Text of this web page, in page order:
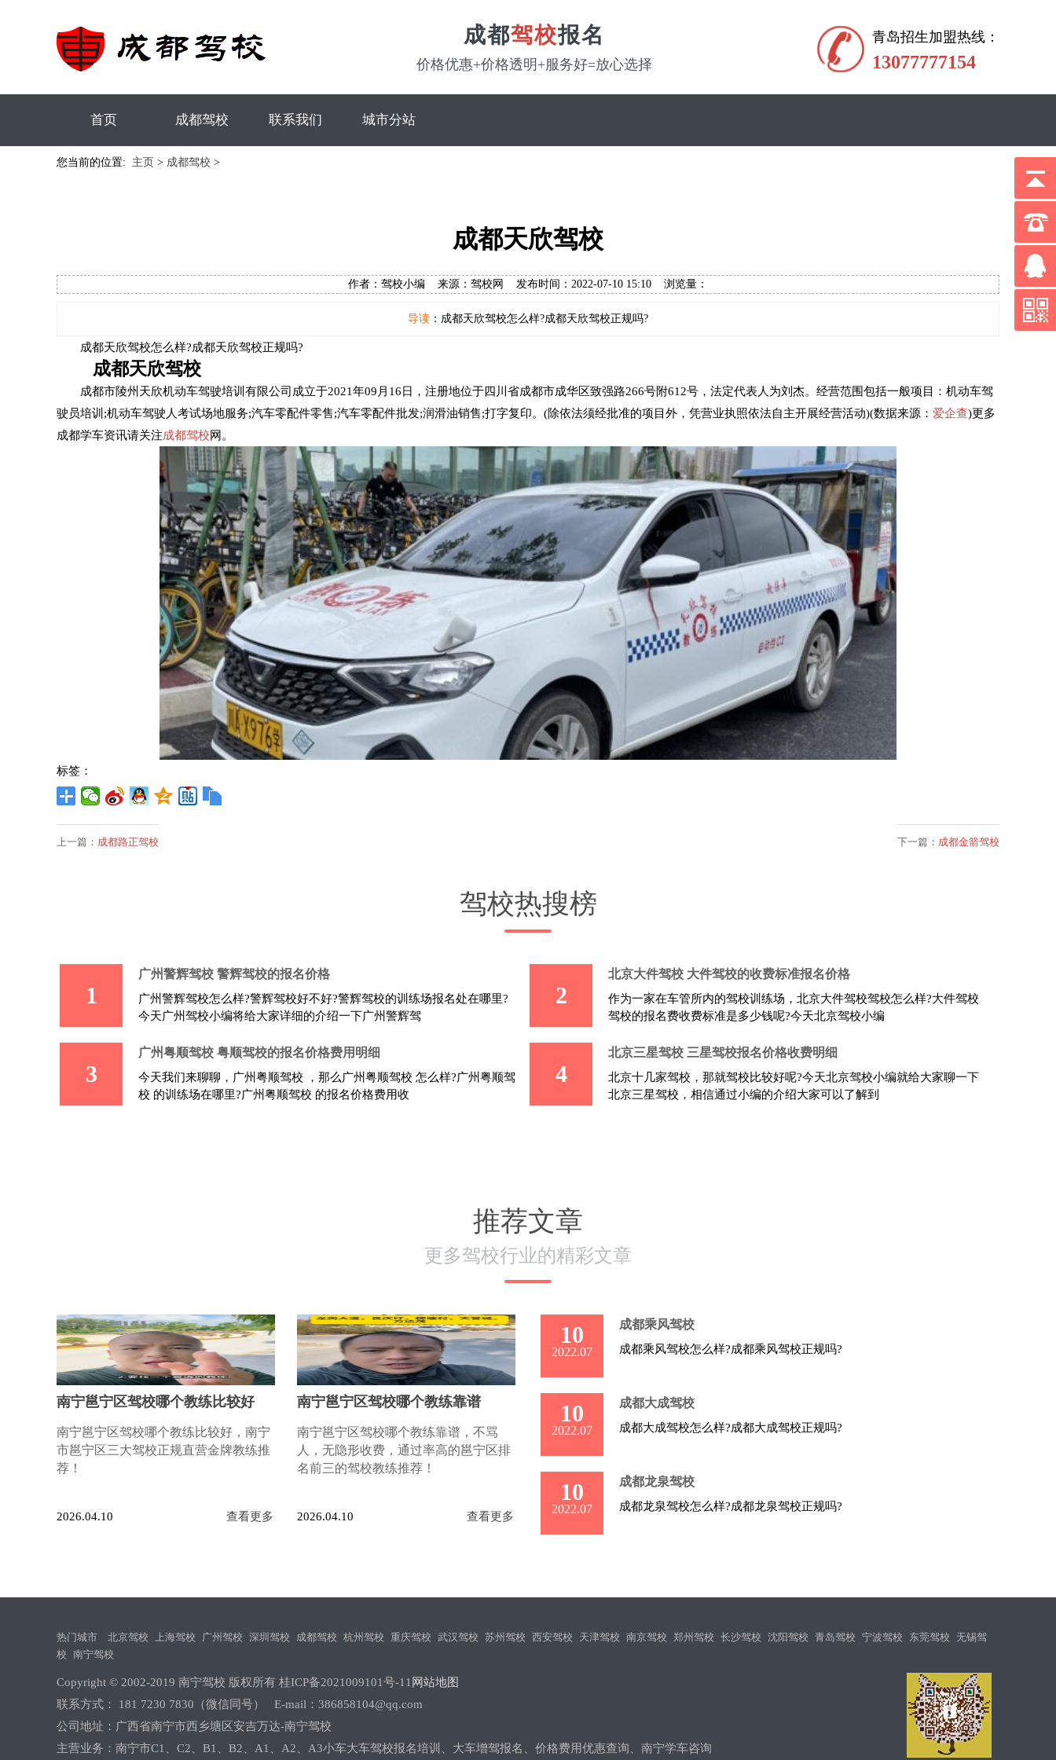
成都驾校报名
价格优惠+价格透明+服务好=放心选择
青岛招生加盟热线：
13077777154
首页 成都驾校 联系我们 城市分站
您当前的位置: 主页 > 成都驾校 >
成都天欣驾校
作者：驾校小编 来源：驾校网 发布时间：2022-07-10 15:10 浏览量：
导读 ：成都天欣驾校怎么样?成都天欣驾校正规吗?
成都天欣驾校怎么样?成都天欣驾校正规吗?
成都天欣驾校
成都市陵州天欣机动车驾驶培训有限公司成立于2021年09月16日，注册地位于四川省成都市成华区致强路266号附612号，法定代表人为刘杰。经营范围包括一般项目：机动车驾
驶员培训;机动车驾驶人考试场地服务;汽车零配件零售;汽车零配件批发;润滑油销售;打字复印。(除依法须经批准的项目外，凭营业执照依法自主开展经营活动)(数据来源： 爱企查)更多
成都学车资讯请关注成都驾校网。
标签：
上一篇： 成都路正驾校 下一篇： 成都金箭驾校
驾校热搜榜
1
广州警辉驾校 警辉驾校的报名价格
广州警辉驾校怎么样?警辉驾校好不好?警辉驾校的训练场报名处在哪里?
今天广州驾校小编将给大家详细的介绍一下广州警辉驾
2
北京大件驾校 大件驾校的收费标准报名价格
作为一家在车管所内的驾校训练场，北京大件驾校驾校怎么样?大件驾校
驾校的报名费收费标准是多少钱呢?今天北京驾校小编
3
广州粤顺驾校 粤顺驾校的报名价格费用明细
今天我们来聊聊，广州粤顺驾校 ，那么广州粤顺驾校 怎么样?广州粤顺驾
校 的训练场在哪里?广州粤顺驾校 的报名价格费用收
4
北京三星驾校 三星驾校报名价格收费明细
北京十几家驾校，那就驾校比较好呢?今天北京驾校小编就给大家聊一下
北京三星驾校，相信通过小编的介绍大家可以了解到
推荐文章
更多驾校行业的精彩文章
南宁邕宁区驾校哪个教练比较好
南宁邕宁区驾校哪个教练比较好，南宁
市邕宁区三大驾校正规直营金牌教练推
荐！
2026.04.10 查看更多
南宁邕宁区驾校哪个教练靠谱
南宁邕宁区驾校哪个教练靠谱，不骂
人，无隐形收费，通过率高的邕宁区排
名前三的驾校教练推荐！
2026.04.10 查看更多
10
2022.07
成都乘风驾校
成都乘风驾校怎么样?成都乘风驾校正规吗?
10
2022.07
成都大成驾校
成都大成驾校怎么样?成都大成驾校正规吗?
10
2022.07
成都龙泉驾校
成都龙泉驾校怎么样?成都龙泉驾校正规吗?
热门城市 北京驾校 上海驾校 广州驾校 深圳驾校 成都驾校 杭州驾校 重庆驾校 武汉驾校 苏州驾校 西安驾校 天津驾校 南京驾校 郑州驾校 长沙驾校 沈阳驾校 青岛驾校 宁波驾校 东莞驾校 无锡驾
校 南宁驾校
Copyright © 2002-2019 南宁驾校 版权所有 桂ICP备2021009101号-11 网站地图
联系方式： 181 7230 7830（微信同号） E-mail：386858104@qq.com
公司地址：广西省南宁市西乡塘区安吉万达-南宁驾校
主营业务：南宁市C1、C2、B1、B2、A1、A2、A3小车大车驾校报名培训、大车增驾报名、价格费用优惠查询、南宁学车咨询